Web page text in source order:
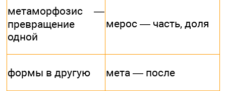
метаморфозис —
превращение
одной
мерос — часть, доля
формы в другую мета — после